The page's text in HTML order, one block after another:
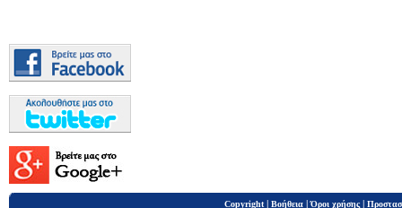
Copyright | Βοήθεια |Όροι χρήσης |